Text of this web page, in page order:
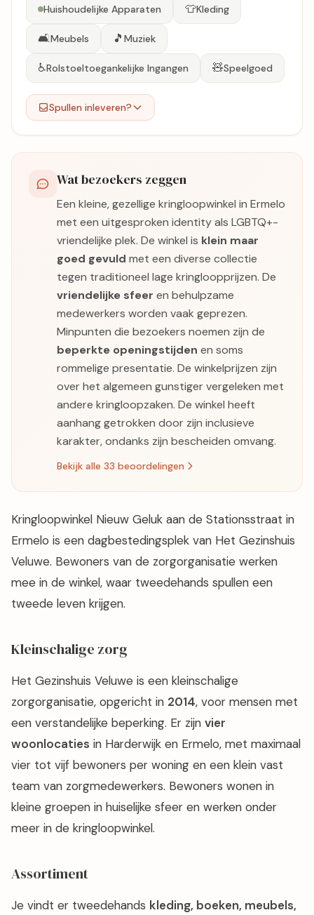
Huishoudelijke Apparaten 👕Kleding
🛋️Meubels 🎵 Muziek
♿Rolstoeltoegankelijke Ingangen 🧸Speelgoed
Spullen inleveren?
Wat bezoekers zeggen
Een kleine, gezellige kringloopwinkel in Ermelo
met een uitgesproken identity als LGBTQ+-
vriendelijke plek. De winkel is klein maar
goed gevuld met een diverse collectie
tegen traditioneel lage kringloopprijzen. De
vriendelijke sfeer en behulpzame
medewerkers worden vaak geprezen.
Minpunten die bezoekers noemen zijn de
beperkte openingstijden en soms
rommelige presentatie. De winkelprijzen zijn
over het algemeen gunstiger vergeleken met
andere kringloopzaken. De winkel heeft
aanhang getrokken door zijn inclusieve
karakter, ondanks zijn bescheiden omvang.
Bekijk alle 33 beoordelingen
Kringloopwinkel Nieuw Geluk aan de Stationsstraat in
Ermelo is een dagbestedingsplek van Het Gezinshuis
Veluwe. Bewoners van de zorgorganisatie werken
mee in de winkel, waar tweedehands spullen een
tweede leven krijgen.
Kleinschalige zorg
Het Gezinshuis Veluwe is een kleinschalige
zorgorganisatie, opgericht in 2014, voor mensen met
een verstandelijke beperking. Er zijn vier
woonlocaties in Harderwijk en Ermelo, met maximaal
vier tot vijf bewoners per woning en een klein vast
team van zorgmedewerkers. Bewoners wonen in
kleine groepen in huiselijke sfeer en werken onder
meer in de kringloopwinkel.
Assortiment
Je vindt er tweedehands kleding, boeken, meubels,